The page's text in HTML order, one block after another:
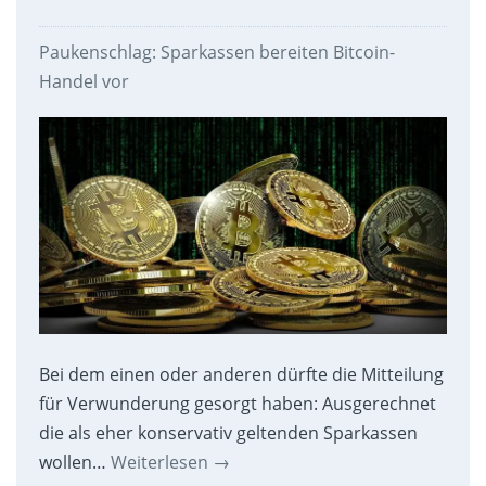
Paukenschlag: Sparkassen bereiten Bitcoin-
Handel vor
Bei dem einen oder anderen dürfte die Mitteilung
für Verwunderung gesorgt haben: Ausgerechnet
die als eher konservativ geltenden Sparkassen
wollen… Weiterlesen →